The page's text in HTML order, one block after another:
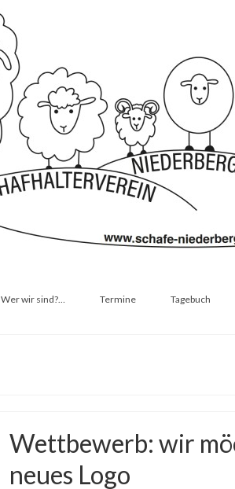
Wer wir sind?… Termine Tagebuch
Wettbewerb: wir
neues Logo